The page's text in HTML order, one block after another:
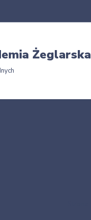
Żeglarska